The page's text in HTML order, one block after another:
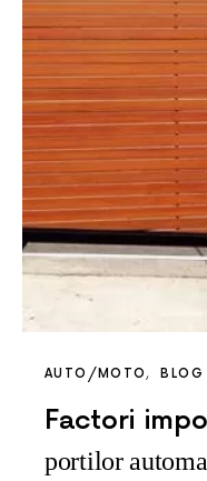
AUTO/MOTO BLOG
Factori
portilor